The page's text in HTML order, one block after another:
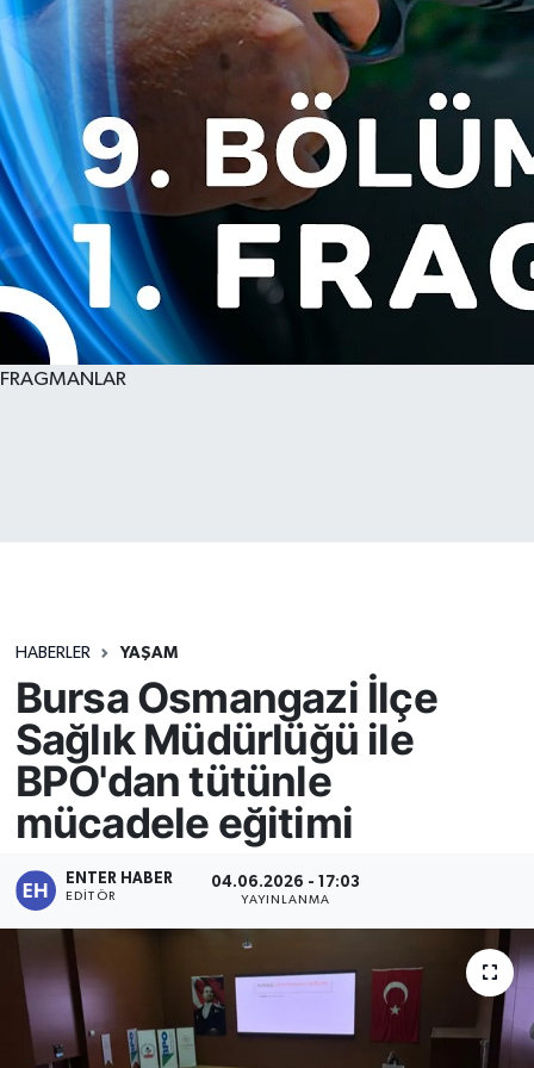
FRAGMANLAR
HABERLER YAŞAM
Bursa Osmangazi İlçe
Sağlık Müdürlüğü ile
BPO'dan tütünle
mücadele eğitimi
ENTER HABER
EDITÖR
04.06.2026 - 17:03
YAYINLANMA